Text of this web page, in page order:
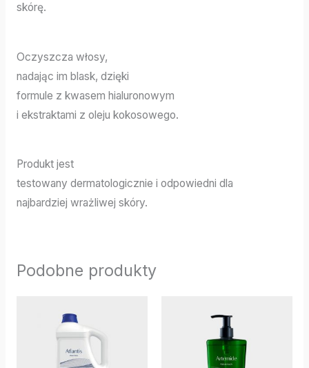
skórę.
Oczyszcza włosy,
nadając im blask, dzięki
formule z kwasem hialuronowym
i ekstraktami z oleju kokosowego.
Produkt jest
testowany dermatologicznie i odpowiedni dla
najbardziej wrażliwej skóry.
Podobne produkty